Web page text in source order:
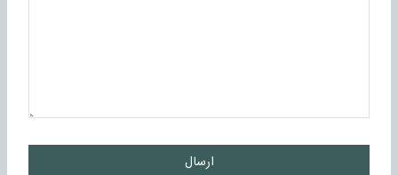
ارسال